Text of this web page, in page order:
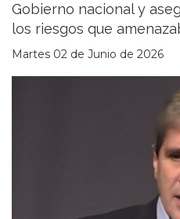
Gobierno nacional y
los riesgos que
Martes 02 de Junio de 2026